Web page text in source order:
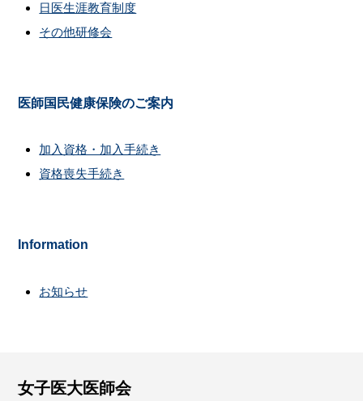
日医生涯教育制度
その他研修会
医師国民健康保険のご案内
加入資格・加入手続き
資格喪失手続き
Information
お知らせ
女子医大医師会